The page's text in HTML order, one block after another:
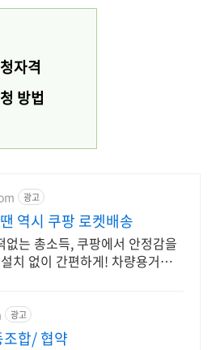
자격
방법
광고
역시 쿠팡 로켓배송
없는 총소득, 쿠팡에서 안정감을
치 없이 간편하게! 차량용거치
광고
합/ 협약